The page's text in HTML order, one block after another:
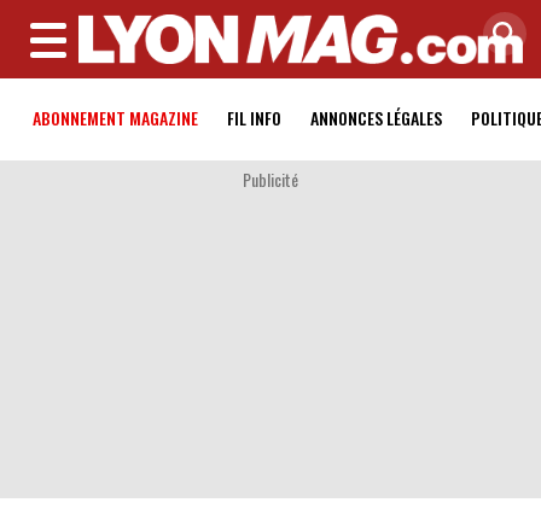
MENU
ABONNEMENT MAGAZINE FIL INFO ANNONCES LÉGALES
Publicité